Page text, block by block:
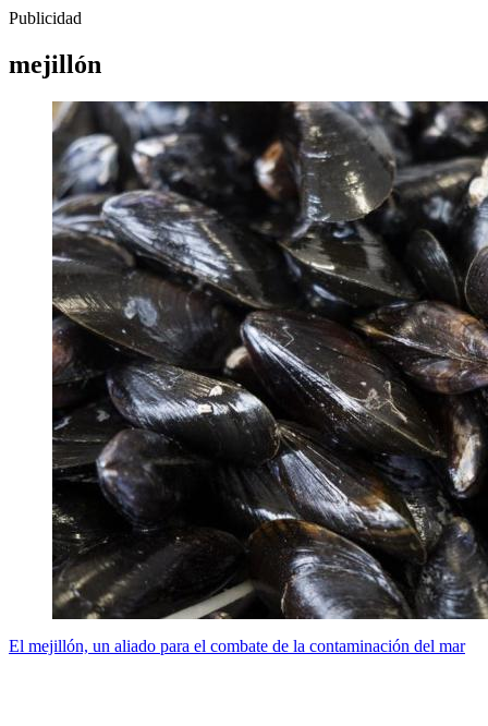
Publicidad
mejillón
El mejillón, un aliado para el combate de la contaminación del mar